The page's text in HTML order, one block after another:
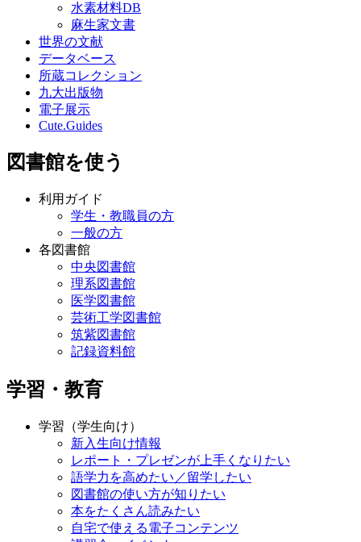
水素材料DB
麻生家文書
世界の文献
データベース
所蔵コレクション
九大出版物
電子展示
Cute.Guides
図書館を使う
利用ガイド
学生・教職員の方
一般の方
各図書館
中央図書館
理系図書館
医学図書館
芸術工学図書館
筑紫図書館
記録資料館
学習・教育
学習（学生向け）
新入生向け情報
レポート・プレゼンが上手くなりたい
語学力を高めたい／留学したい
図書館の使い方が知りたい
本をたくさん読みたい
自宅で使える電子コンテンツ